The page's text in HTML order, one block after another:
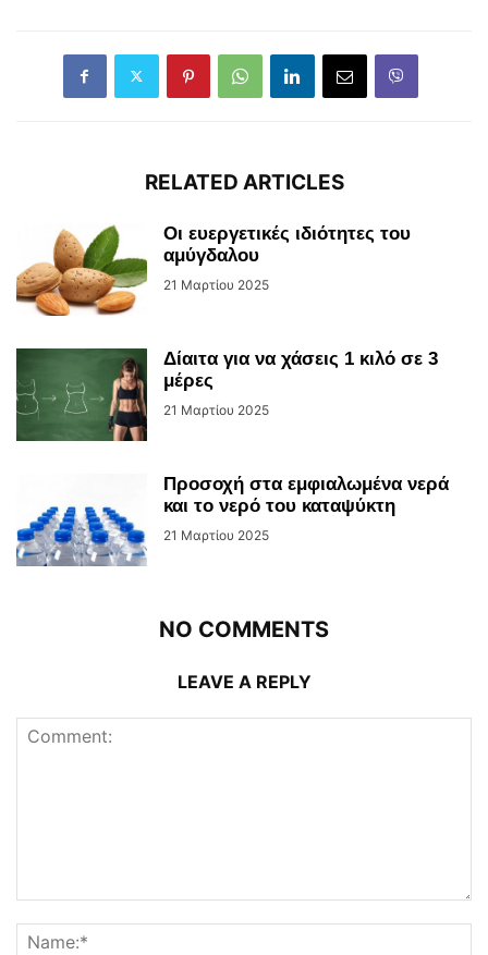
RELATED ARTICLES
Οι ευεργετικές ιδιότητες του
αμύγδαλου
21 Μαρτίου 2025
Δίαιτα για να χάσεις 1 κιλό σε 3
μέρες
21 Μαρτίου 2025
Προσοχή στα εμφιαλωμένα νερά
και το νερό του καταψύκτη
21 Μαρτίου 2025
NO COMMENTS
LEAVE A REPLY